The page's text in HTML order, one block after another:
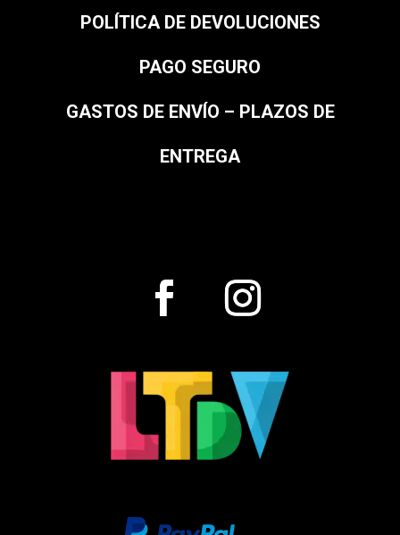
POLÍTICA DE DEVOLUCIONES
PAGO SEGURO
GASTOS DE ENVÍO – PLAZOS DE
ENTREGA